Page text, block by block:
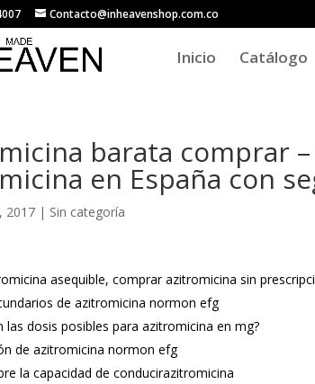
Contacto@inheavenshop.com.co
Inicio Catálogo
barata comprar
en España con
2017 | Sin categoría
asequible, comprar azitromicina sin
de azitromicina normon efg
las dosis posibles para azitromicina en mg?
de azitromicina normon efg
la capacidad de conducirazitromicina